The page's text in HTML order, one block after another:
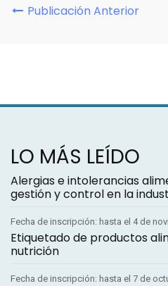
Publicación Anterior
LO MÁS LEÍDO
Alergias e intolerancias
gestión y control en la
Fecha de inscripción: hasta el 4 de
Etiquetado de productos
nutrición
Fecha de inscripción: hasta el 7 de